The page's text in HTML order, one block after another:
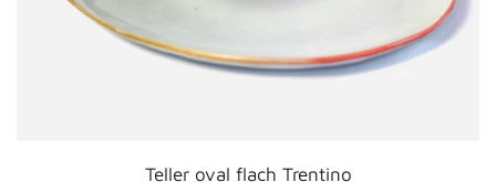
Teller oval flach Trentino